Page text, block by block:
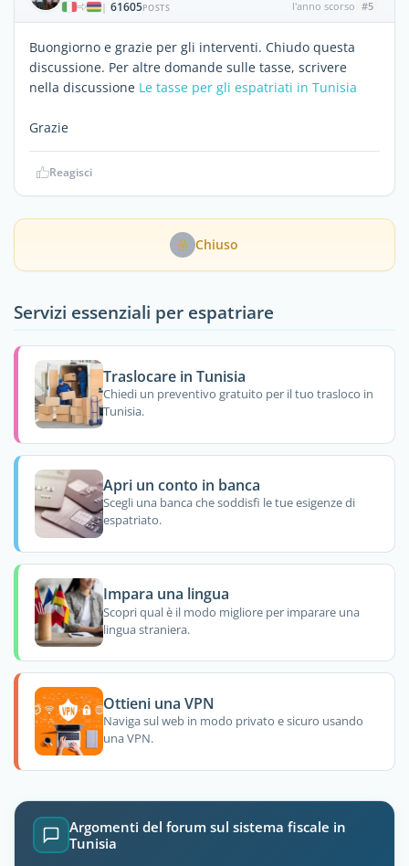
| 61605POSTS l'anno scorso #5
Buongiorno e grazie per gli interventi. Chiudo questa
discussione. Per altre domande sulle tasse, scrivere
nella discussione Le tasse per gli espatriati in Tunisia
Grazie
Reagisci
Chiuso
Servizi essenziali per espatriare
Traslocare in Tunisia
Chiedi un preventivo gratuito per il tuo trasloco in
Tunisia.
Apri un conto in banca
Scegli una banca che soddisfi le tue esigenze di
espatriato.
Impara una lingua
Scopri qual è il modo migliore per imparare una
lingua straniera.
Ottieni una VPN
Naviga sul web in modo privato e sicuro usando
una VPN.
Argomenti del forum sul sistema fiscale in
Tunisia